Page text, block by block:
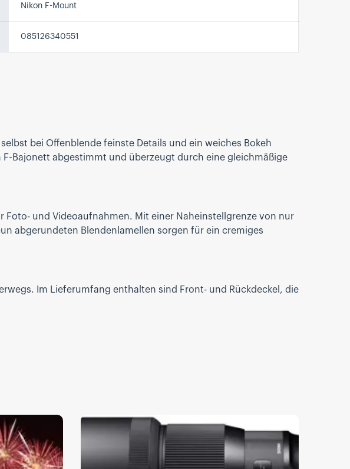
Nikon F-Mount
085126340551
bei Offenblende feinste Details und ein weiches Bokeh
Bajonett abgestimmt und überzeugt durch eine gleichmäßige
Foto- und Videoaufnahmen. Mit einer Naheinstellgrenze von nur
abgerundeten Blendenlamellen sorgen für ein cremiges
Im Lieferumfang enthalten sind Front- und Rückdeckel, die